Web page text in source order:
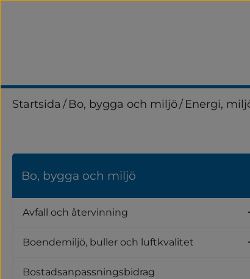
Startsida / Bo, bygga och miljö/ Energi,
Bo, bygga och miljö
Avfall och återvinning
Boendemiljö, buller och luftkvalitet
Bostadsanpassningsbidrag